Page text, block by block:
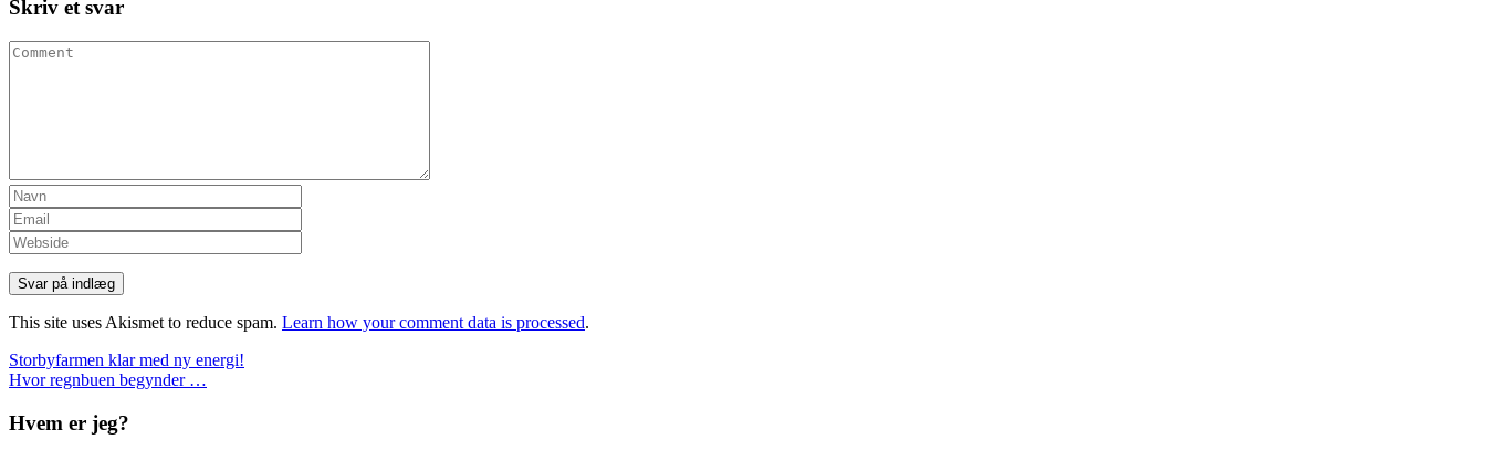
Skriv et svar
This site uses Akismet to reduce spam. Learn how your comment data is processed.
Indlæg
navigation
Storbyfarmen klar med ny energi!
Hvor regnbuen begynder …
Hvem er jeg?